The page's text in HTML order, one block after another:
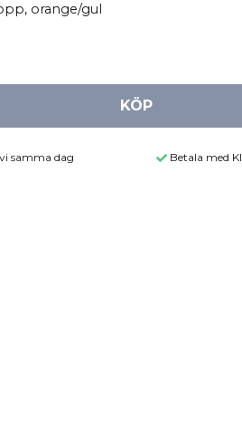
orange/gul
KÖP
samma dag Betala med